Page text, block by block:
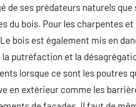
de ses prédateurs naturels
du bois. Pour les charpentes
bois est également mis en
putréfaction et la
lorsque ce sont les poutres
en extérieur comme les